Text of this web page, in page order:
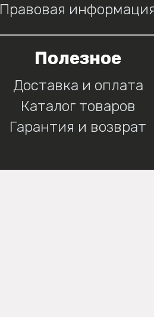
Правовая
Полезное
Доставка и оплата
Каталог товаров
Гарантия и возврат